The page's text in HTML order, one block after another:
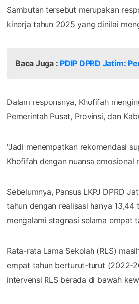
Sambutan tersebut merupakan
kinerja tahun 2025 yang dinilai
Baca Juga : PDIP DPRD Jatim:
Dalam responsnya, Khofifah
Pemerintah Pusat, Provinsi, dan
"Jadi menempatkan rekomendasi
Khofifah dengan nuansa emosional
Sebelumnya, Pansus LKPJ DPRD
tahun dengan realisasi hanya
mengalami stagnasi selama empat
Rata-rata Lama Sekolah (RLS)
empat tahun berturut-turut (2022-
intervensi RLS berada di bawah